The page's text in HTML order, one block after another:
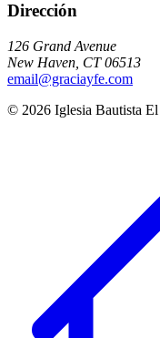
Dirección
126 Grand Avenue
New Haven CT 06513
email@graciayfe.com
© 2026 Iglesia Bautista